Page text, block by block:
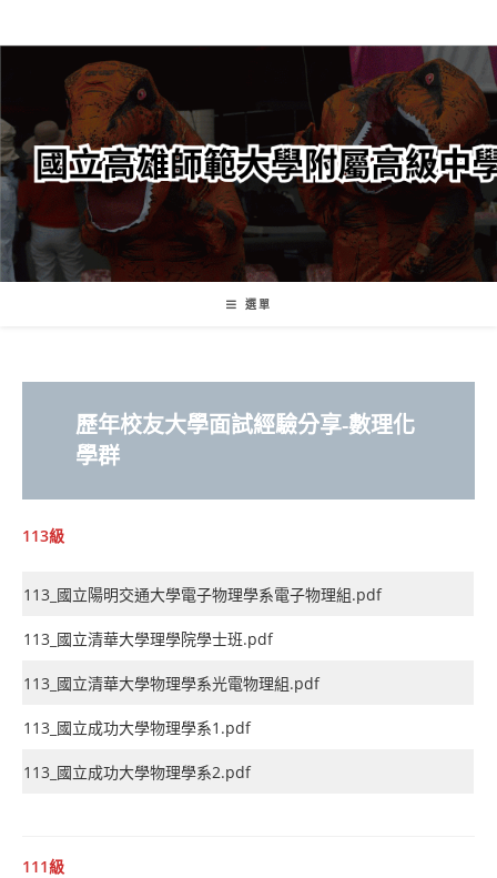
轉
要
內
容
選單
歷年校友大學面試經驗分享-數理化
學群
113級
113_國立陽明交通大學電子物理學系電子物理組.pdf
113_國立清華大學理學院學士班.pdf
113_國立清華大學物理學系光電物理組.pdf
113_國立成功大學物理學系1.pdf
113_國立成功大學物理學系2.pdf
111級